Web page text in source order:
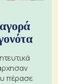
πέρασε